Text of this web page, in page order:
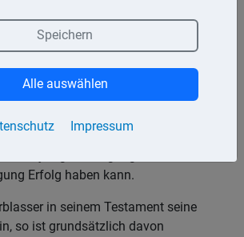
Testaments ist in erster Linie der
Erblassers zu ermitteln und nicht am
des Ausdrucks zu haften. Maßgebend
mit seinen Worten wirklich sagen
derart unbestimmt, dass
möglich sind, so bestimmt das
diejenige Auslegung vorzuziehen ist,
Erfolg haben kann.
in seinem Testament seine
so ist grundsätzlich davon
Impressum
Speichern
Alle auswählen